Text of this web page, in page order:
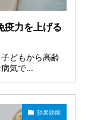
疫力を上げる
どもから高齢
気で...
効果効能